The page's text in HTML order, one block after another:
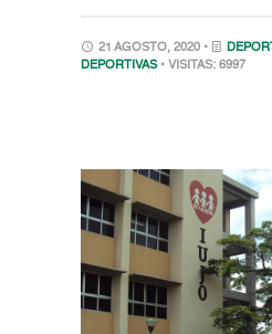
21 AGOSTO, 2020 •
DEPORTIVAS • VISITAS: 6997